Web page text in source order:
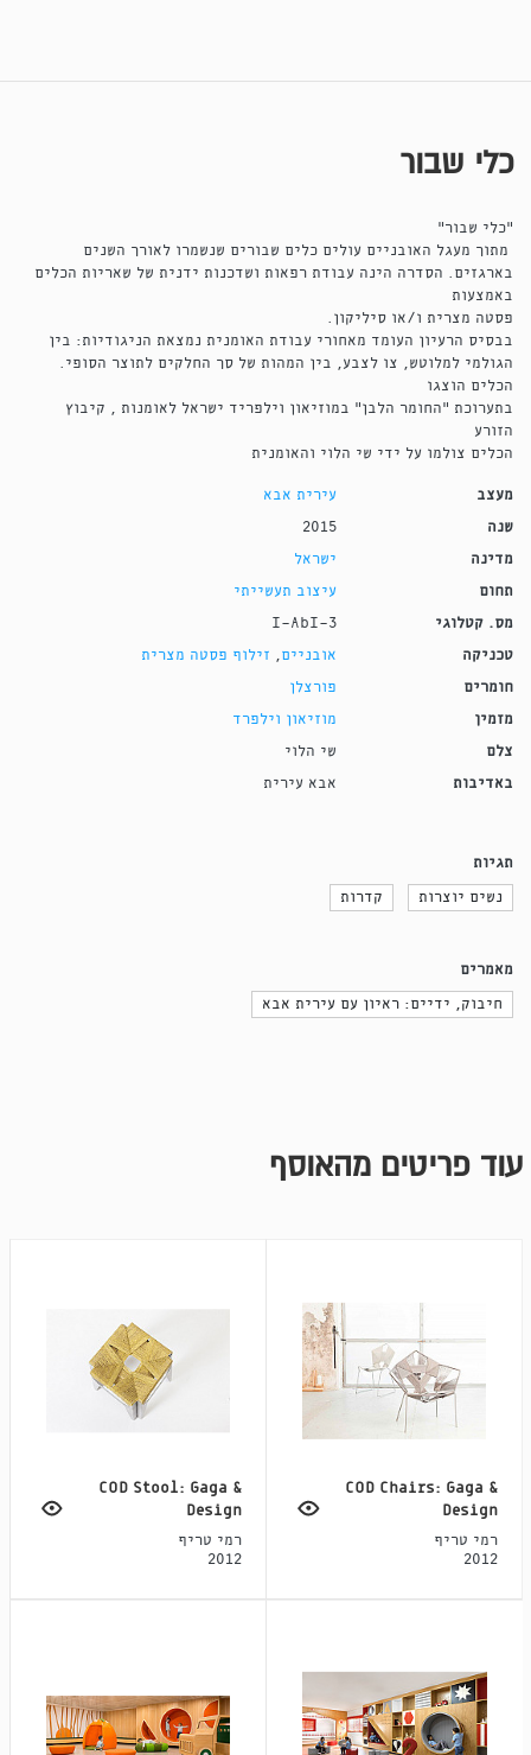
כלי שבור
"כלי שבור"
מתוך מעגל האובניים עולים כלים שבורים שנשמרו לאורך השנים
בארגזים. הסדרה הינה עבודת רפאות ושדכנות ידנית של שאריות הכלים
באמצעות
פסטה מצרית ו/או סיליקון.
בבסיס הרעיון העומד מאחורי עבודת האומנית נמצאת הניגודיות: בין
הגולמי למלוטש, צו לצבע, בין המהות של סך החלקים לתוצר הסופי.
הכלים הוצגו
בתערוכת "החומר הלבן" במוזיאון וילפריד ישראל לאומנות , קיבוץ
הזורע
הכלים צולמו על ידי שי הלוי והאומנית
מעצב עירית אבא
שנה 2015
מדינה ישראל
תחום עיצוב תעשייתי
מס. קטלוגי I-AbI-3
טכניקה אובניים, זילוף פסטה מצרית
חומרים פורצלן
מזמין מוזיאון וילפרד
צלם שי הלוי
באדיבות אבא עירית
תגיות
נשים יוצרות קדרות
מאמרים
חיבוק, ידיים: ראיון עם עירית אבא
עוד פריטים מהאוסף
COD Chairs: Gaga &
Design
רמי טריף
2012
COD Stool: Gaga &
Design
רמי טריף
2012